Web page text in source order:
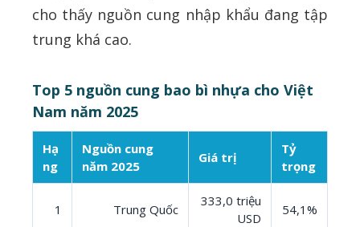
cho thấy nguồn cung nhập khẩu đang tập
trung khá cao.
Top 5 nguồn cung bao bì nhựa cho Việt
Nam năm 2025
Hạ
ng
Nguồn cung
năm 2025
Giá trị
Tỷ
trọng
1 Trung Quốc
333,0 triệu
USD
54,1%